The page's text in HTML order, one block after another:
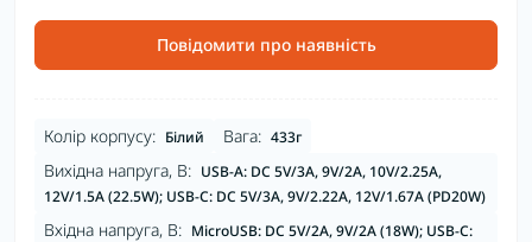
Повідомити про наявність
Колір корпусу: Білий Вага: 433г
Вихідна напруга, В: USB-A: DC 5V/3A, 9V/2A, 10V/2.25A,
12V/1.5A (22.5W); USB-C: DC 5V/3А, 9V/2.22А, 12V/1.67А (PD20W)
Вхідна напруга, В: MicroUSB: DC 5V/2A, 9V/2A (18W); USB-C: